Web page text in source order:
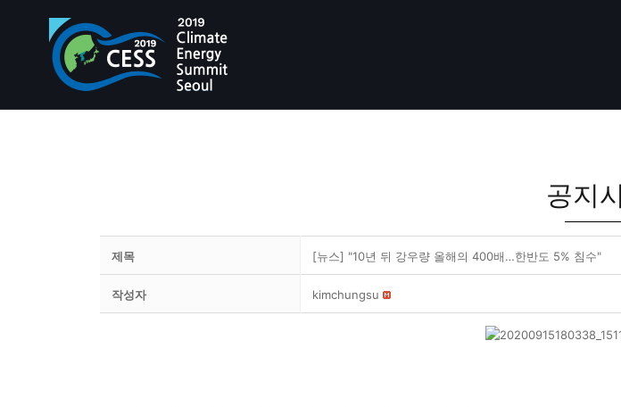
공지
제목 [뉴스] "10년 뒤 강우량 올해의 400배…한반도 5% 침수"
작성자 kimchungsu